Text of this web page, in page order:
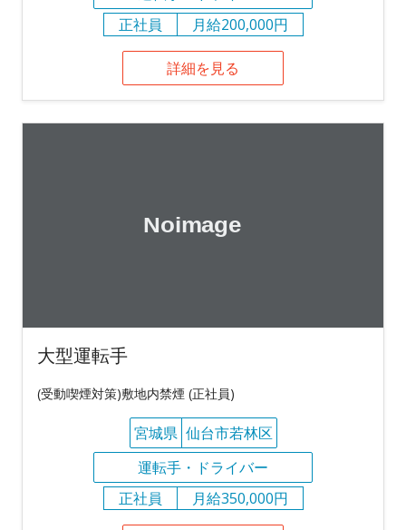
正社員
月給200,000円
詳細を見る
大型運転手
(受動喫煙対策)敷地内禁煙 (正社員)
宮城県 仙台市若林区
運転手・ドライバー
正社員
月給350,000円